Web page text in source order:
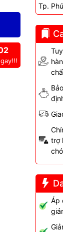
Tp.
trợ
Áp